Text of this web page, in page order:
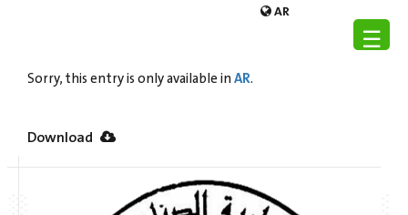
AR
☰
Sorry, this entry is only available inAR.
Download